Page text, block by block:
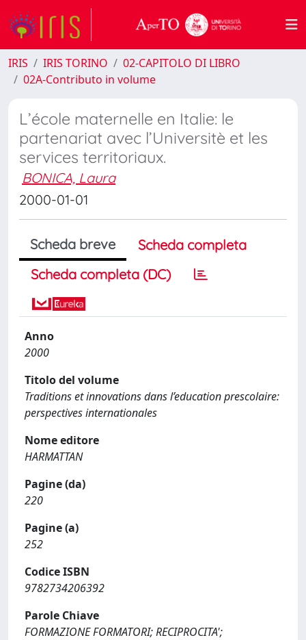
IRIS IRIS TORINO
02-CAPITOLO DI LIBRO
02A-Contributo in volume
L’école maternelle en Italie: le
partenariat avec l’Universitè et les
services territoriaux.
BONICA, Laura
2000-01-01
Scheda breve
Scheda completa
Scheda completa (DC)
Anno
2000
Titolo del volume
Traditions et innovations dans l’education prescolaire:
perspectives internationales
Nome editore
HARMATTAN
Pagine (da)
220
Pagine (a)
252
Codice ISBN
9782734206392
Parole Chiave
FORMAZIONE FORMATORI; RECIPROCITA';